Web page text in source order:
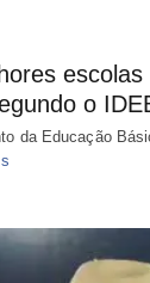
o
da Educação